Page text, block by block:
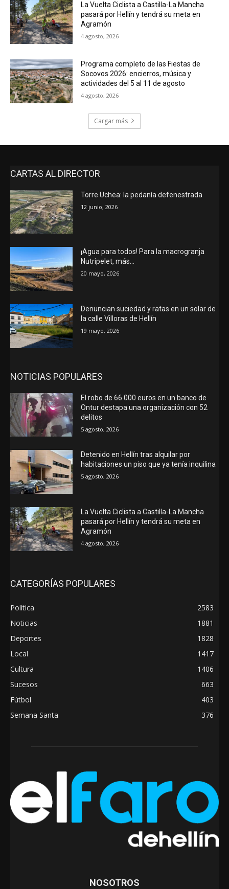
La Vuelta Ciclista a Castilla-La Mancha
pasará por Hellín y tendrá su meta en
Agramón
4 agosto, 2026
Programa completo de las Fiestas de
Socovos 2026: encierros, música y
actividades del 5 al 11 de agosto
4 agosto, 2026
Cargar más
CARTAS AL DIRECTOR
Torre Uchea: la pedanía defenestrada
12 junio, 2026
¡Agua para todos! Para la macrogranja
Nutripelet, más…
20 mayo, 2026
Denuncian suciedad y ratas en un solar de
la calle Villoras de Hellín
19 mayo, 2026
NOTICIAS POPULARES
El robo de 66.000 euros en un banco de
Ontur destapa una organización con 52
delitos
5 agosto, 2026
Detenido en Hellín tras alquilar por
habitaciones un piso que ya tenía inquilina
5 agosto, 2026
La Vuelta Ciclista a Castilla-La Mancha
pasará por Hellín y tendrá su meta en
Agramón
4 agosto, 2026
CATEGORÍAS POPULARES
Política
2583
Noticias
1881
Deportes
1828
Local
1417
Cultura
1406
Sucesos
663
Fútbol
403
Semana Santa
376
NOSOTROS